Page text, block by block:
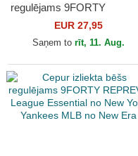
regulējams 9FORTY
REPREVE League Essential
no New York Yankees MLB
EUR 27,95
Saņem to rīt, 11. Aug.